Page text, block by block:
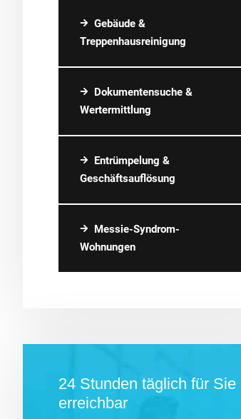
Gebäude &
Treppenhausreinigung
Dokumentensuche &
Wertermittlung
Entrümpelung &
Geschäftsauflösung
Messie-Syndrom-
Wohnungen
24 Stunden täglich für Sie
erreichbar